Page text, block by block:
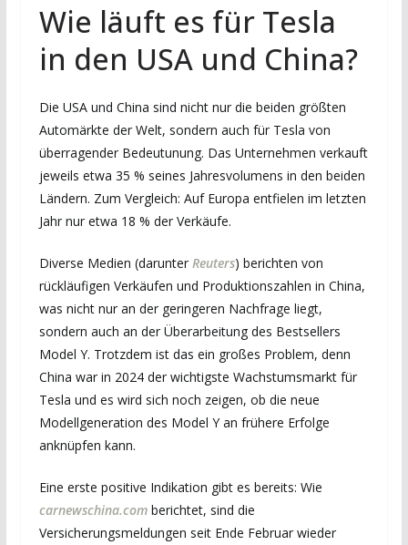
Wie läuft es für Tesla
in den USA und China?
Die USA und China sind nicht nur die beiden größten
Automärkte der Welt, sondern auch für Tesla von
überragender Bedeutunung. Das Unternehmen verkauft
jeweils etwa 35 % seines Jahresvolumens in den beiden
Ländern. Zum Vergleich: Auf Europa entfielen im letzten
Jahr nur etwa 18 % der Verkäufe.
Diverse Medien (darunter Reuters) berichten von
rückläufigen Verkäufen und Produktionszahlen in China,
was nicht nur an der geringeren Nachfrage liegt,
sondern auch an der Überarbeitung des Bestsellers
Model Y. Trotzdem ist das ein großes Problem, denn
China war in 2024 der wichtigste Wachstumsmarkt für
Tesla und es wird sich noch zeigen, ob die neue
Modellgeneration des Model Y an frühere Erfolge
anknüpfen kann.
Eine erste positive Indikation gibt es bereits: Wie
carnewschina.comberichtet, sind die
Versicherungsmeldungen seit Ende Februar wieder